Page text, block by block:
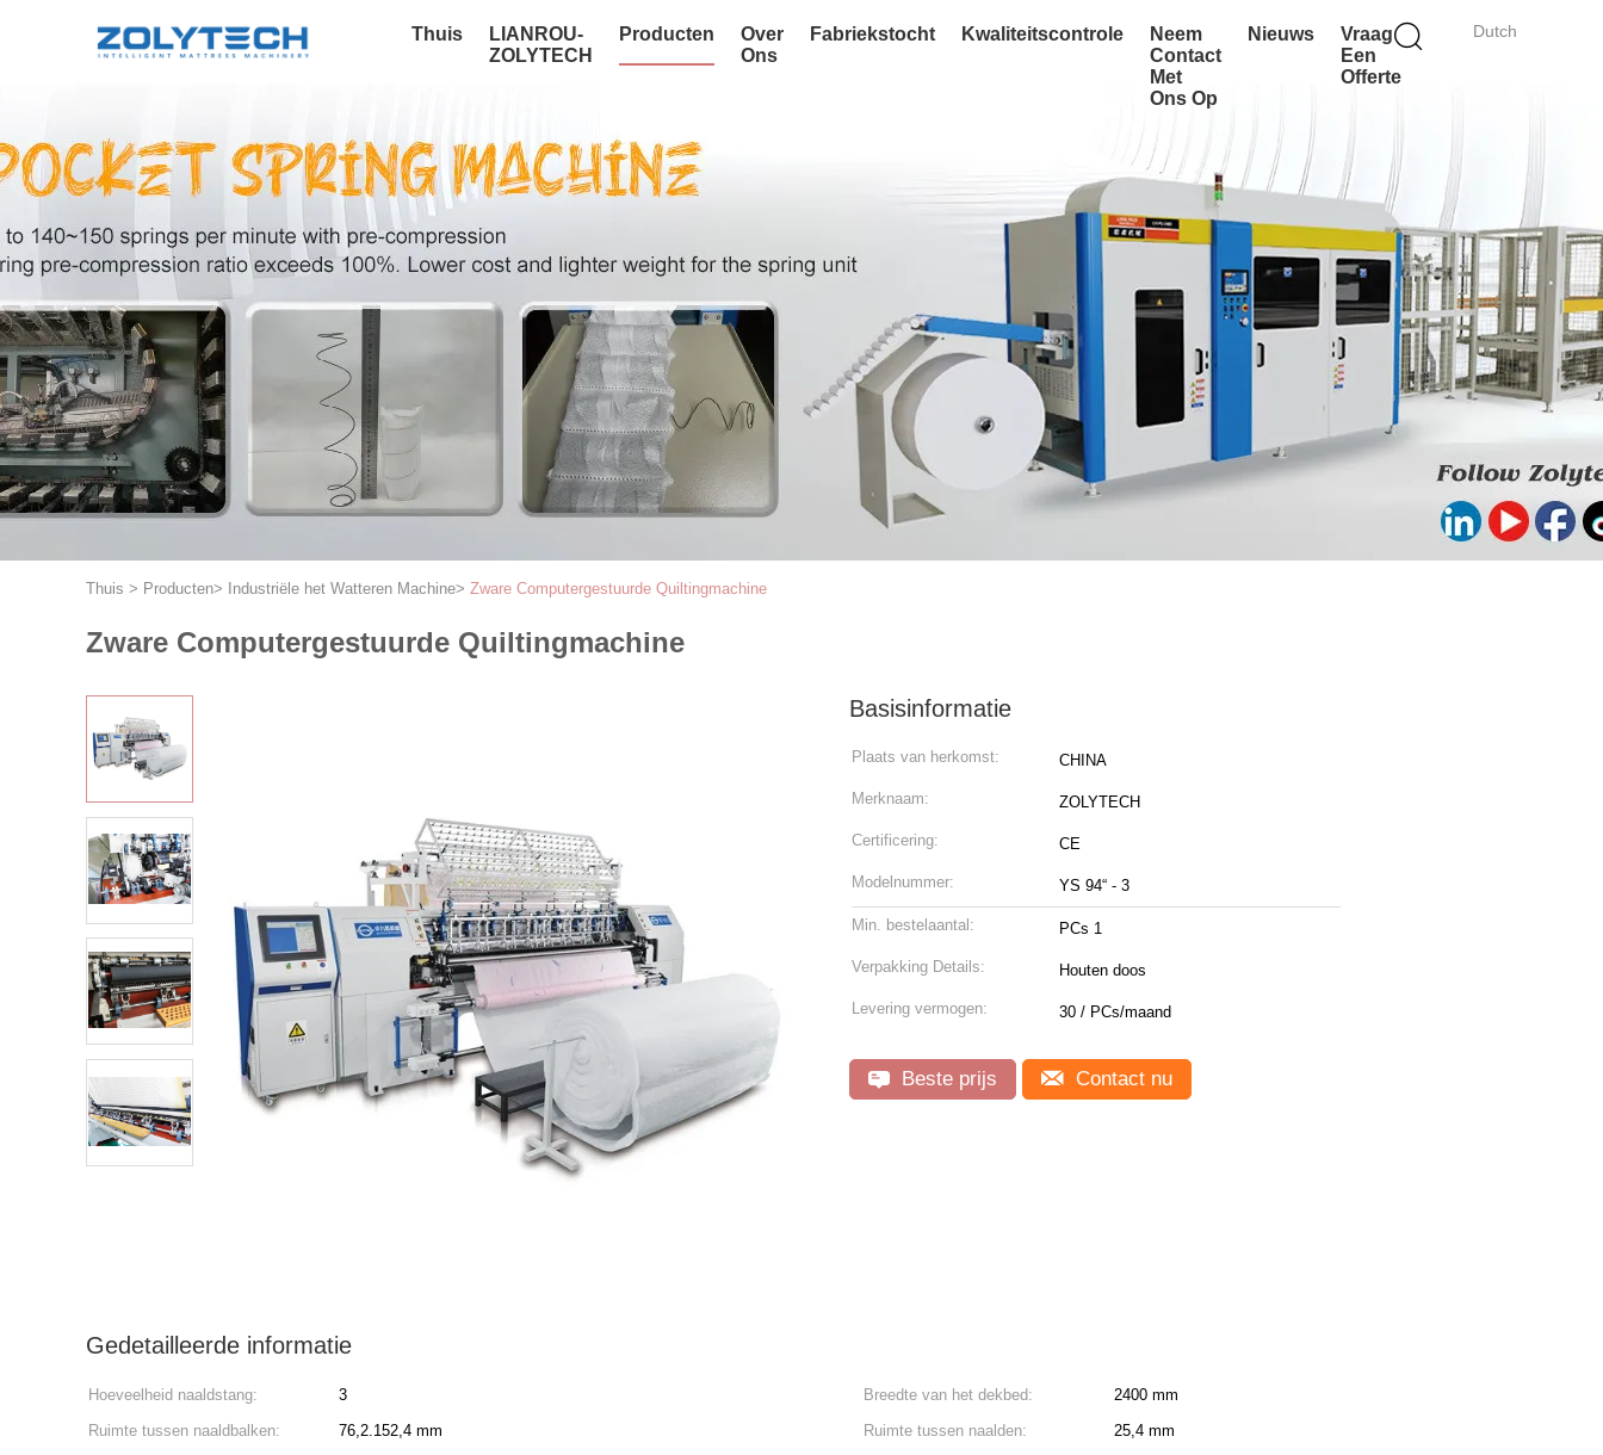
Dutch
Thuis
LIANROU-
ZOLYTECH
Producten
Over
Ons
Fabriekstocht Kwaliteitscontrole
Neem
Contact
Met
Ons Op
Nieuws
Vraag
Een
Offerte
Thuis > Producten> Industriële het Watteren Machine> Zware Computergestuurde Quiltingmachine
Zware Computergestuurde Quiltingmachine
Basisinformatie
Plaats van herkomst: CHINA
Merknaam: ZOLYTECH
Certificering: CE
Modelnummer: YS 94“ - 3
Min. bestelaantal: PCs 1
Verpakking Details: Houten doos
Levering vermogen: 30 / PCs/maand
Beste prijs Contact nu
Gedetailleerde informatie
Hoeveelheid naaldstang: 3 Breedte van het dekbed:
2400 mm
Ruimte tussen naaldbalken:
76,2.152,4 mm Ruimte tussen naalden:
25,4 mm